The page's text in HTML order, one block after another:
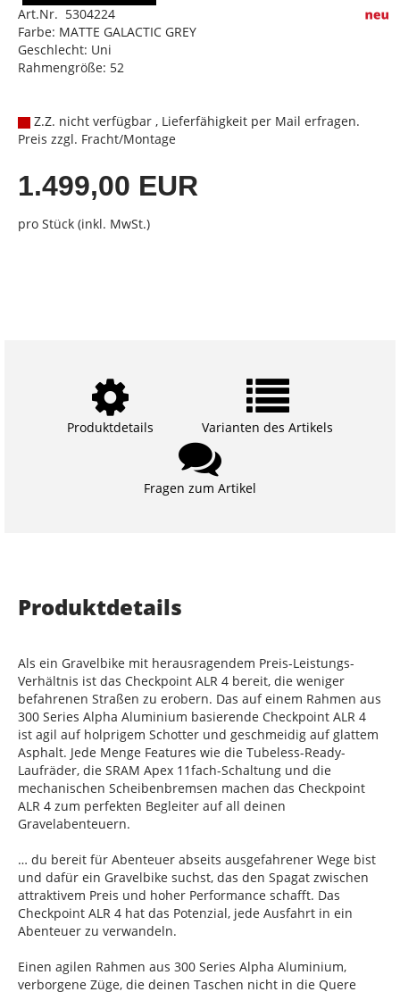
Art.Nr. 5304224
Farbe: MATTE GALACTIC GREY
Geschlecht: Uni
Rahmengröße: 52
Z.Z. nicht verfügbar , Lieferfähigkeit per Mail erfragen.
Preis zzgl. Fracht/Montage
1.499,00 EUR
pro Stück (inkl. MwSt.)
Produktdetails Varianten des Artikels
Fragen zum Artikel
Produktdetails
Als ein Gravelbike mit herausragendem Preis-Leistungs-
Verhältnis ist das Checkpoint ALR 4 bereit, die weniger
befahrenen Straßen zu erobern. Das auf einem Rahmen aus
300 Series Alpha Aluminium basierende Checkpoint ALR 4
ist agil auf holprigem Schotter und geschmeidig auf glattem
Asphalt. Jede Menge Features wie die Tubeless-Ready-
Laufräder, die SRAM Apex 11fach-Schaltung und die
mechanischen Scheibenbremsen machen das Checkpoint
ALR 4 zum perfekten Begleiter auf all deinen
Gravelabenteuern.
… du bereit für Abenteuer abseits ausgefahrener Wege bist
und dafür ein Gravelbike suchst, das den Spagat zwischen
attraktivem Preis und hoher Performance schafft. Das
Checkpoint ALR 4 hat das Potenzial, jede Ausfahrt in ein
Abenteuer zu verwandeln.
Einen agilen Rahmen aus 300 Series Alpha Aluminium,
verborgene Züge, die deinen Taschen nicht in die Quere